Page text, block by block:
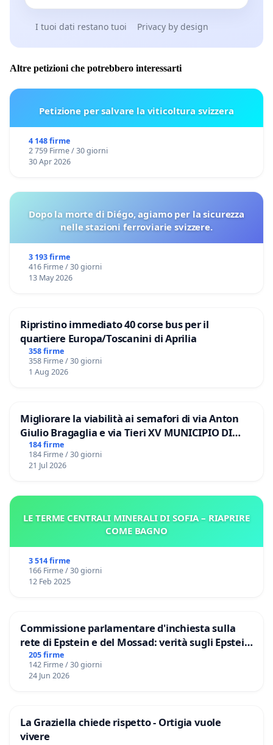
I tuoi dati restano tuoi Privacy by design
Altre petizioni che potrebbero interessarti
Petizione per salvare la viticoltura svizzera
4 148 firme
2 759 Firme / 30 giorni
30 Apr 2026
Dopo la morte di Diégo, agiamo per la sicurezza
nelle stazioni ferroviarie svizzere.
3 193 firme
416 Firme / 30 giorni
13 May 2026
Ripristino immediato 40 corse bus per il
quartiere Europa/Toscanini di Aprilia
358 firme
358 Firme / 30 giorni
1 Aug 2026
Migliorare la viabilità ai semafori di via Anton
Giulio Bragaglia e via Tieri XV MUNICIPIO DI
ROMA
184 firme
184 Firme / 30 giorni
21 Jul 2026
LE TERME CENTRALI MINERALI DI SOFIA – RIAPRIRE
COME BAGNO
3 514 firme
166 Firme / 30 giorni
12 Feb 2025
Commissione parlamentare d'inchiesta sulla
rete di Epstein e del Mossad: verità sugli Epstein
Files
205 firme
142 Firme / 30 giorni
24 Jun 2026
La Graziella chiede rispetto - Ortigia vuole
vivere